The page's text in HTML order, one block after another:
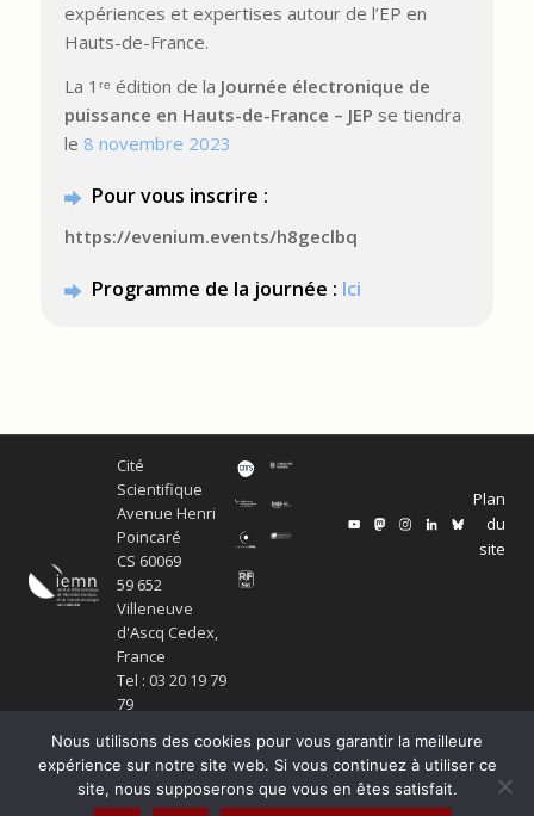
expériences et expertises autour de l’EP en
Hauts-de-France.
La 1ʳᵉ édition de la Journée électronique de
puissance en Hauts-de-France – JEP se tiendra
le 8 novembre 2023
Pour vous inscrire :
https://evenium.events/h8geclbq
Programme de la journée : Ici
Cité
Scientifique
Avenue Henri
Poincaré
CS 60069
59 652
Villeneuve
d'Ascq Cedex,
France
Tel : 03 20 19 79
79
Plan
du
site
© Copyright Service ECM et pôle SISR 2024
Nous utilisons des cookies pour vous garantir la meilleure
expérience sur notre site web. Si vous continuez à utiliser ce
site, nous supposerons que vous en êtes satisfait.